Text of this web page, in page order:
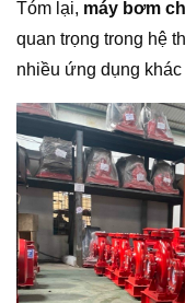
Tóm lại, máy bơm
quan trọng trong hệ
nhiều ứng dụng